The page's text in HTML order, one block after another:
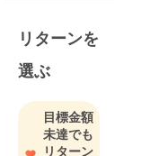
リターンを
選ぶ
目標金額
未達でも
リターン